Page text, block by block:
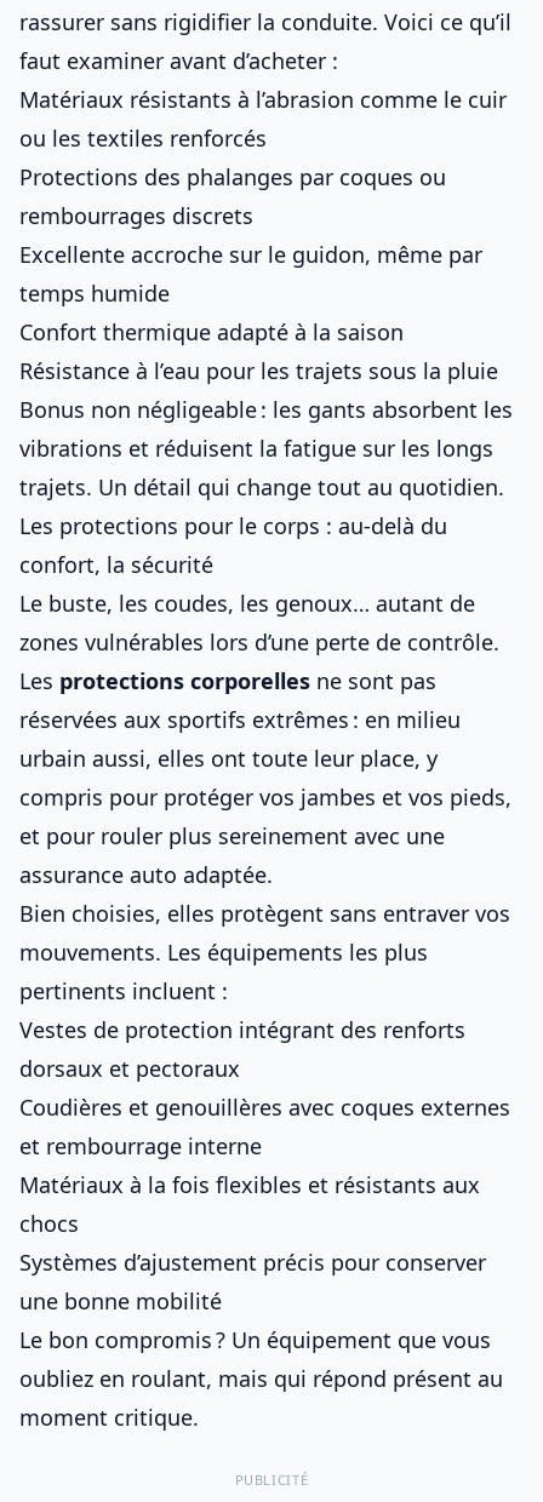
rassurer sans rigidifier la conduite. Voici ce qu’il
faut examiner avant d’acheter :
Matériaux résistants à l’abrasion comme le cuir
ou les textiles renforcés
Protections des phalanges par coques ou
rembourrages discrets
Excellente accroche sur le guidon, même par
temps humide
Confort thermique adapté à la saison
Résistance à l’eau pour les trajets sous la pluie
Bonus non négligeable : les gants absorbent les
vibrations et réduisent la fatigue sur les longs
trajets. Un détail qui change tout au quotidien.
Les protections pour le corps : au-delà du
confort, la sécurité
Le buste, les coudes, les genoux… autant de
zones vulnérables lors d’une perte de contrôle.
Les protections corporelles ne sont pas
réservées aux sportifs extrêmes : en milieu
urbain aussi, elles ont toute leur place, y
compris pour protéger vos jambes et vos pieds,
et pour rouler plus sereinement avec une
assurance auto adaptée.
Bien choisies, elles protègent sans entraver vos
mouvements. Les équipements les plus
pertinents incluent :
Vestes de protection intégrant des renforts
dorsaux et pectoraux
Coudières et genouillères avec coques externes
et rembourrage interne
Matériaux à la fois flexibles et résistants aux
chocs
Systèmes d’ajustement précis pour conserver
une bonne mobilité
Le bon compromis ? Un équipement que vous
oubliez en roulant, mais qui répond présent au
moment critique.
PUBLICITÉ